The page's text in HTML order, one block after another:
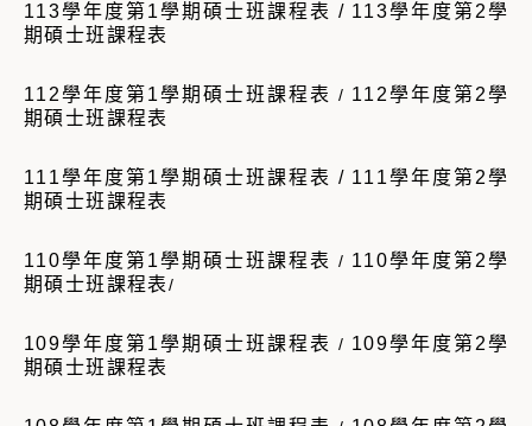
113學年度第1學期碩士班課程表 / 113學年度第2學
期碩士班課程表
112學年度第1學期碩士班課程表 / 112學年度第2學
期碩士班課程表
111學年度第1學期碩士班課程表 / 111學年度第2學
期碩士班課程表
110學年度第1學期碩士班課程表 / 110學年度第2學
期碩士班課程表/
109學年度第1學期碩士班課程表 / 109學年度第2學
期碩士班課程表